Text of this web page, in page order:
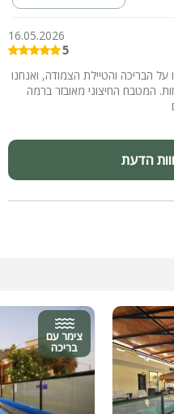
16.05.2026
5
על הבריכה והטיילת הצמודה, ואנחנו
המטבח החיצוני מאובזר ברמה
הדעת
צימר עם
בריכה